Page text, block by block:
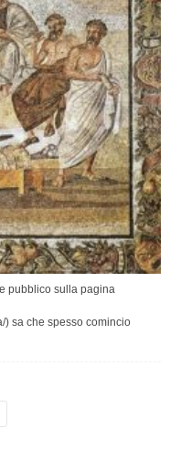
pubblico sulla pagina
) sa che spesso comincio